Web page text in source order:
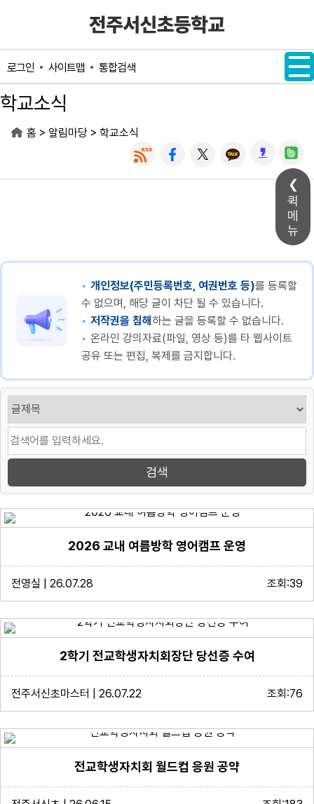
퀵
메
뉴
로그인 사이트맵 통합검색
학교소식
홈 > 알림마당 > 학교소식
개인정보(주민등록번호, 여권번호 등)를 등록할
수 없으며, 해당 글이 차단 될 수 있습니다.
저작권을 침해하는 글을 등록할 수 없습니다.
온라인 강의자료(파일, 영상 등)를 타 웹사이트
공유 또는 편집, 복제를 금지합니다.
2026 교내 여름방학 영어캠프 운영
전영실 | 26.07.28 조회:39
2학기 전교학생자치회장단 당선증 수여
전주서신초마스터 | 26.07.22 조회:76
전교학생자치회 월드컵 응원 공약